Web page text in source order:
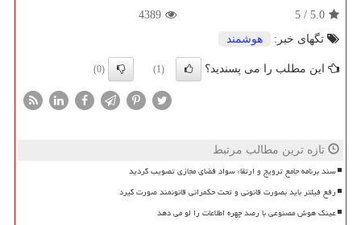
5.0
/
5
4389
تگهای خبر:
هوشمند
این مطلب را می پسندید؟ (1)
(0)
تازه ترین مطالب مرتبط
سند برنامه جامع ترویج و ارتقاء سواد فضای مجازی تصویب گردید
رفع فیلتر باید بصورت قانونی و تحت حکمرانی قانونمند صورت گیرد
عینک هوش مصنوعی با رصد چهره اطلاعات را لو می دهد